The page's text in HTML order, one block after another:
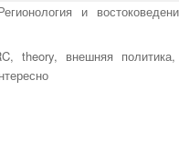
и
, theory, внешняя политика,